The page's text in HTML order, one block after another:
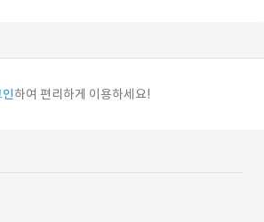
하여 편리하게 이용하세요!